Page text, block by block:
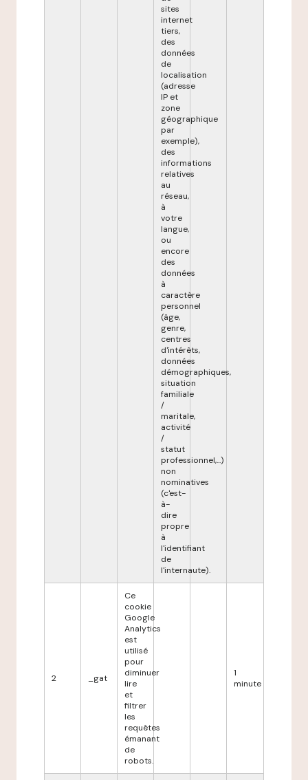
sites
internet
tiers,
des
données
de
localisation
(adresse
IP et
zone
géographique
par
exemple),
des
informations
relatives
au
réseau,
à
votre
langue,
ou
encore
des
données
à
caractère
personnel
(âge,
genre,
centres
d'intérêts,
données
démographiques,
situation
familiale
/
maritale,
activité
/
statut
professionnel,...)
non
nominatives
(c'est-
à-
dire
propre
à
l'identifiant
de
l'internaute).
2 _gat
Ce
cookie
Google
Analytics
est
utilisé
pour
diminuer
lire
et
filtrer
les
requêtes
émanant
de
robots.
1
minute